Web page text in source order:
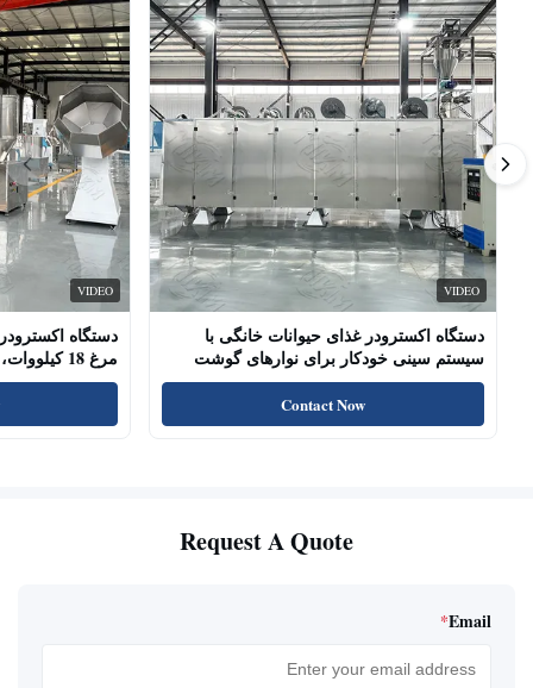
VIDEO
دستگاه اکسترودر غذای حیوانات خانگی با
سیستم سینی خودکار برای نوارهای گوشت
سگ، چوب‌های خشک شده
Contact Now
VIDEO
دستگاه
مرغ 18
پروتئین بالا،
Request A Quote
Email
*